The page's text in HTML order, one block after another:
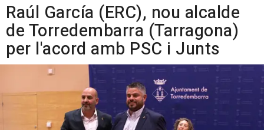
Raúl García (ERC), nou alcalde
de Torredembarra (Tarragona)
per l'acord amb PSC i Junts